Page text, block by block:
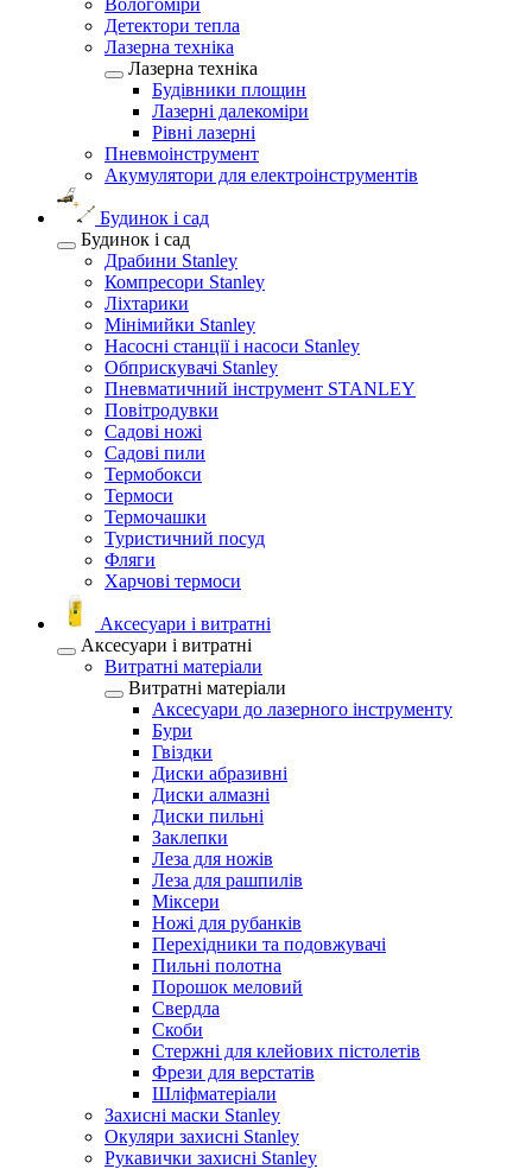
Вологоміри
Детектори тепла
Лазерна техніка
Лазерна техніка
Будівники площин
Лазерні далекоміри
Рівні лазерні
Пневмоінструмент
Акумулятори для електроінструментів
Будинок і сад
Будинок і сад
Драбини Stanley
Компресори Stanley
Ліхтарики
Мінімийки Stanley
Насосні станції і насоси Stanley
Обприскувачі Stanley
Пневматичний інструмент STANLEY
Повітродувки
Садові ножі
Садові пили
Термобокси
Термоси
Термочашки
Туристичний посуд
Фляги
Харчові термоси
Аксесуари і витратні
Аксесуари і витратні
Витратні матеріали
Витратні матеріали
Аксесуари до лазерного інструменту
Бури
Гвіздки
Диски абразивні
Диски алмазні
Диски пильні
Заклепки
Леза для ножів
Леза для рашпилів
Міксери
Ножі для рубанків
Перехідники та подовжувачі
Пильні полотна
Порошок меловий
Свердла
Скоби
Стержні для клейових пістолетів
Фрези для верстатів
Шліфматеріали
Захисні маски Stanley
Окуляри захисні Stanley
Рукавички захисні Stanley